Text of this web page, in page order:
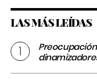
LAS MÁS LEÍDAS